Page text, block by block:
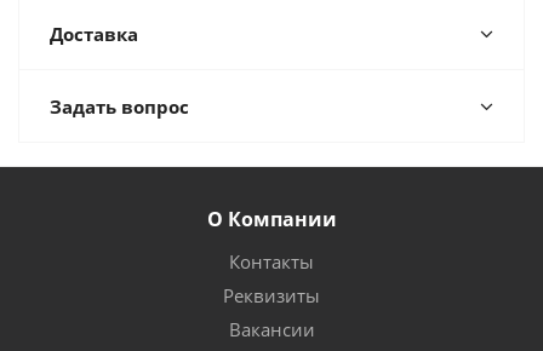
Доставка
Задать вопрос
О Компании
Контакты
Реквизиты
Вакансии